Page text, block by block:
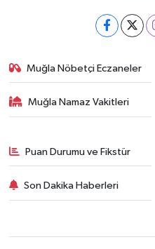
Muğla Nöbetçi Eczaneler
Muğla Namaz Vakitleri
Puan Durumu ve Fikstür
Son Dakika Haberleri